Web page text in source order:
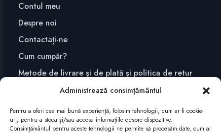
Administrează consimțământul
Pentru a oferi cea mai bună experiență, folosim tehnologii, cum ar fi cookie-
uri, pentru a stoca și/sau accesa informațiile despre dispozitive.
Consimțământul pentru aceste tehnologii ne permite să procesăm date, cum ar
Contul meu
Despre noi
Contactați-ne
Cum cumpăr?
Metode de livrare şi de plată şi politica de retur
Confidențialitate și securitate
ABONEAZĂ-TE